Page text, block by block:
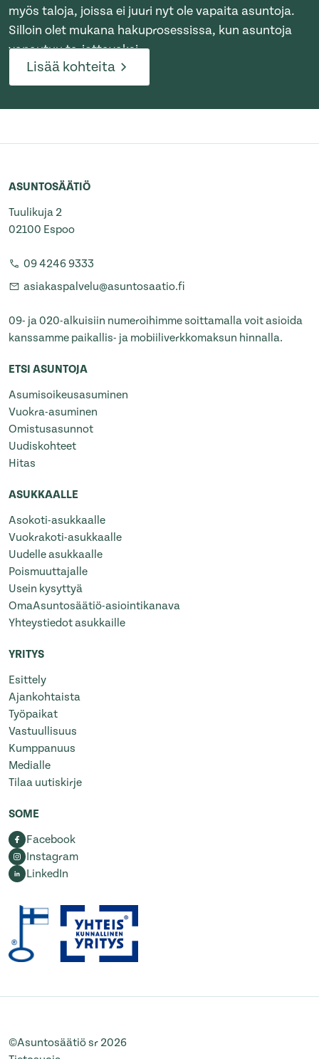
myös taloja, joissa ei juuri nyt ole vapaita asuntoja.
Silloin olet mukana hakuprosessissa, kun asuntoja
vapautuu tarjottavaksi.
Lisää kohteita
ASUNTOSÄÄTIÖ
Tuulikuja 2
02100 Espoo
09 4246 9333
asiakaspalvelu@asuntosaatio.fi
09- ja 020-alkuisiin numeroihimme soittamalla voit asioida
kanssamme paikallis- ja mobiiliverkkomaksun hinnalla.
ETSI ASUNTOJA
Asumisoikeusasuminen
Vuokra-asuminen
Omistusasunnot
Uudiskohteet
Hitas
ASUKKAALLE
Asokoti-asukkaalle
Vuokrakoti-asukkaalle
Uudelle asukkaalle
Poismuuttajalle
Usein kysyttyä
OmaAsuntosäätiö-asiointikanava
Yhteystiedot asukkaille
YRITYS
Esittely
Ajankohtaista
Työpaikat
Vastuullisuus
Kumppanuus
Medialle
Tilaa uutiskirje
SOME
Facebook
Instagram
LinkedIn
©Asuntosäätiö sr 2026